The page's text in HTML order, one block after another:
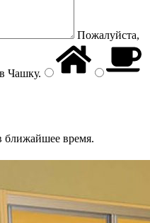
Пожалуйста,
Чашку.
ближайшее время.